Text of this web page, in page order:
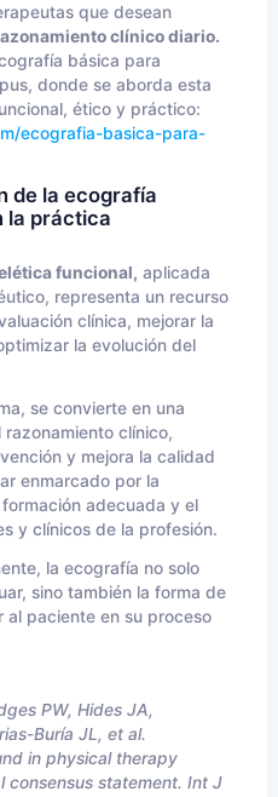
que desean
clínico diario.
básica para
donde se aborda esta
ético y práctico:
ecografia-basica-para-
de la ecografía
la práctica
funcional, aplicada
representa un recurso
clínica, mejorar la
la evolución del
se convierte en una
clínico,
y mejora la calidad
enmarcado por la
adecuada y el
y clínicos de la profesión.
la ecografía no solo
sino también la forma de
al paciente en su proceso
PW, Hides JA,
Buría JL, et al.
in physical therapy
consensus statement. Int J